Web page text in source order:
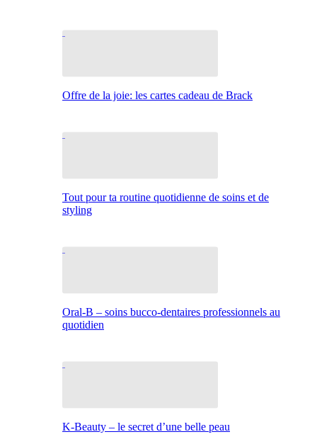
Offre de la joie: les cartes cadeau de Brack
Tout pour ta routine quotidienne de soins et de
styling
Oral-B – soins bucco-dentaires professionnels au
quotidien
K-Beauty – le secret d’une belle peau